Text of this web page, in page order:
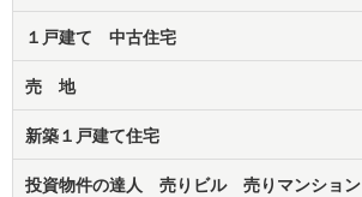
１戸建て 中古住宅
売 地
新築１戸建て住宅
投資物件の達人 売りビル 売りマンション